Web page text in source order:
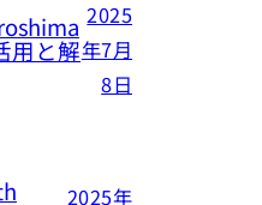
用と解
2025
年7月
8日
2025年